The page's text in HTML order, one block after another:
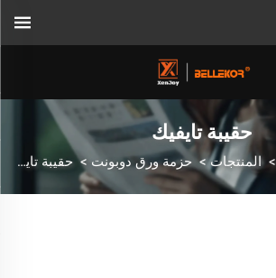
حقيبة تايفيك
>المنتجات>حزمة ورق دوبونت > حقيبة تايفيك